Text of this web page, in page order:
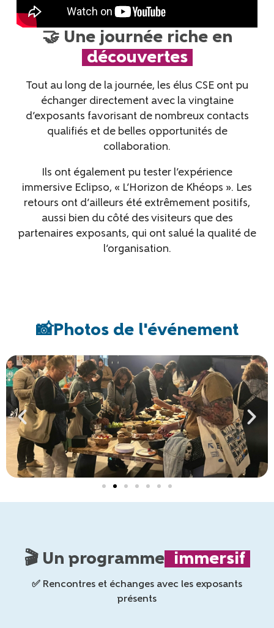
🤝 Une journée riche en
découvertes
Tout au long de la journée, les élus CSE ont pu
échanger directement avec la vingtaine
d’exposants favorisant de nombreux contacts
qualifiés et de belles opportunités de
collaboration.
Ils ont également pu tester l’expérience
immersive Eclipso, « L’Horizon de Khéops ». Les
retours ont d’ailleurs été extrêmement positifs,
aussi bien du côté des visiteurs que des
partenaires exposants, qui ont salué la qualité de
l’organisation.
📸Photos de l'événement
🎬 Un programme immersif
✅ Rencontres et échanges avec les exposants
présents